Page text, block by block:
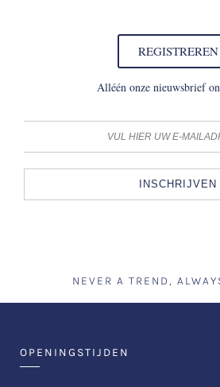
REGISTREREN
Alléén onze nieuwsbrief
INSCHRIJVEN
NEVER A TREND,
OPENINGSTIJDEN